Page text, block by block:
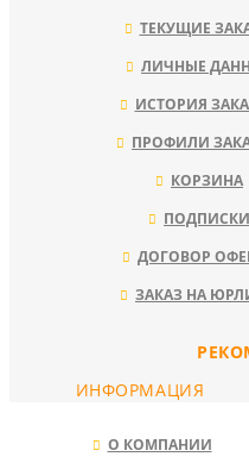
ТЕКУЩИЕ
ЛИЧНЫЕ
ИСТОРИЯ
ПРОФИЛИ
КОРЗИНА
ПОДПИСКИ
ДОГОВОР
ЗАКАЗ НА
ИНФОРМАЦИЯ
О КОМПАНИИ